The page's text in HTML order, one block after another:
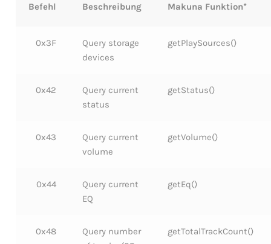
Befehl Beschreibung Makuna Funktion*
0x3F
Query storage
devices
getPlaySources()
0x42
Query current
status
getStatus()
0x43
Query current
volume
getVolume()
0x44
Query current
EQ
getEq()
0x48
Query number
getTotalTrackCount()